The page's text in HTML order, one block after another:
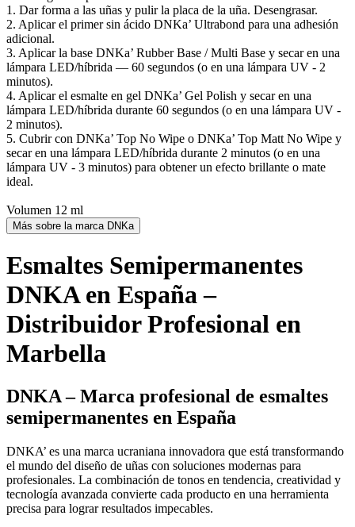
1. Dar forma a las uñas y pulir la placa de la uña. Desengrasar.
2. Aplicar el primer sin ácido DNKa’ Ultrabond para una adhesión
adicional.
3. Aplicar la base DNKa’ Rubber Base / Multi Base y secar en una
lámpara LED/híbrida — 60 segundos (o en una lámpara UV - 2
minutos).
4. Aplicar el esmalte en gel DNKa’ Gel Polish y secar en una
lámpara LED/híbrida durante 60 segundos (o en una lámpara UV -
2 minutos).
5. Cubrir con DNKa’ Top No Wipe o DNKa’ Top Matt No Wipe y
secar en una lámpara LED/híbrida durante 2 minutos (o en una
lámpara UV - 3 minutos) para obtener un efecto brillante o mate
ideal.
Volumen 12 ml
Más sobre la marca DNKa
Esmaltes Semipermanentes
DNKA en España –
Distribuidor Profesional en
Marbella
DNKA – Marca profesional de esmaltes
semipermanentes en España
DNKA’ es una marca ucraniana innovadora que está transformando
el mundo del diseño de uñas con soluciones modernas para
profesionales. La combinación de tonos en tendencia, creatividad y
tecnología avanzada convierte cada producto en una herramienta
precisa para lograr resultados impecables.